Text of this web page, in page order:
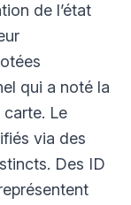
de l’état
qui a noté la
Le
via des
Des ID